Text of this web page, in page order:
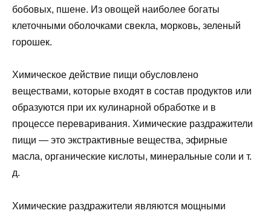
бобовых, пшене. Из овощей наиболее богаты
клеточными оболочками свекла, морковь, зеленый
горошек.
Химическое действие пищи обусловлено
веществами, которые входят в состав продуктов или
образуются при их кулинарной обработке и в
процессе переваривания. Химические раздражители
пищи — это экстрактивные вещества, эфирные
масла, органические кислоты, минеральные соли и т.
д.
Химические раздражители являются мощными